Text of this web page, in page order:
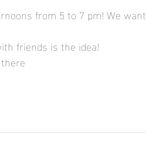
from 5 to 7 pm! We want
friends is the idea!